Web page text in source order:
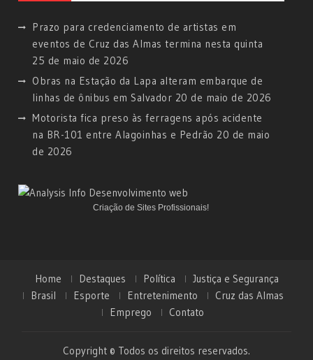
Prazo para credenciamento de artistas em
eventos de Cruz das Almas termina nesta quinta
25 de maio de 2026
Obras na Estação da Lapa alteram embarque de
linhas de ônibus em Salvador 20 de maio de 2026
Motorista fica preso às ferragens após acidente
na BR-101 entre Alagoinhas e Pedrão 20 de maio
de 2026
Criação de Sites Profissionais!
Home Destaques Política
Justiça e Segurança
Brasil
Esporte Entretenimento
Cruz das Almas
Emprego
Contato
Copyright © Todos os direitos reservados.